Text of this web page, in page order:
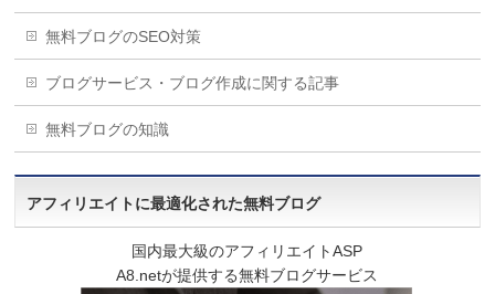
無料ブログのSEO対策
ブログサービス・ブログ作成に関する記事
無料ブログの知識
アフィリエイトに最適化された無料ブログ
国内最大級のアフィリエイトASP
A8.netが提供する無料ブログサービス